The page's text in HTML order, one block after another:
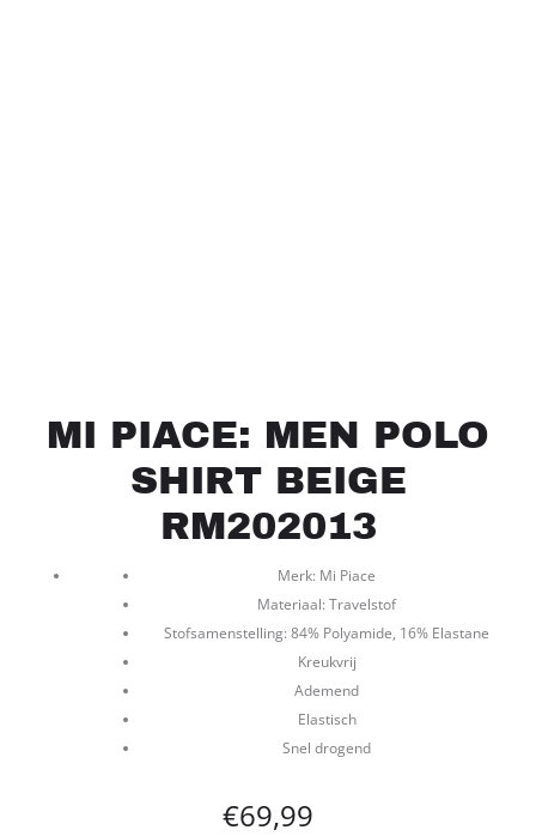
MI PIACE: MEN POLO
SHIRT BEIGE
RM202013
Merk: Mi Piace
Materiaal: Travelstof
Stofsamenstelling: 84% Polyamide, 16% Elastane
Kreukvrij
Ademend
Elastisch
Snel drogend
€69,99